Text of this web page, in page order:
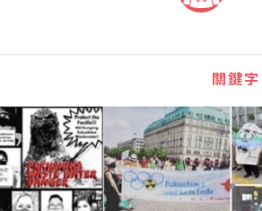
關鍵字